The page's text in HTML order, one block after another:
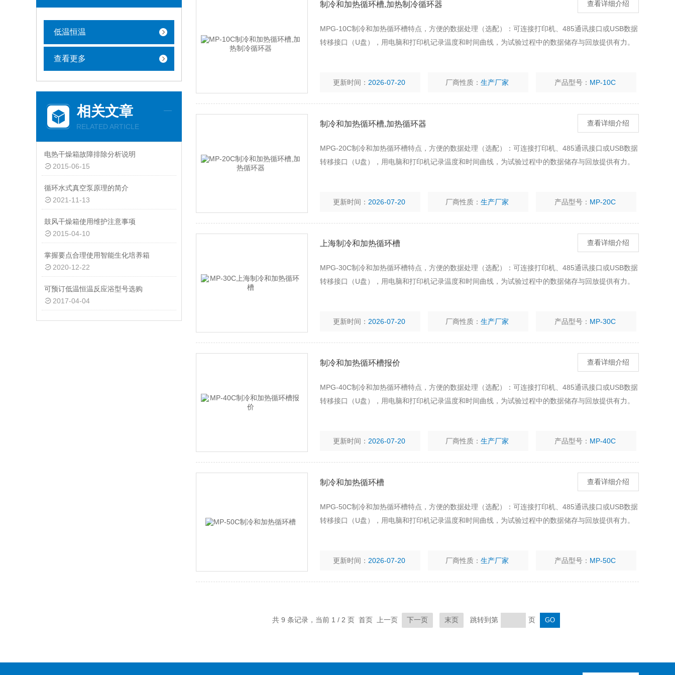
低温恒温
查看更多
相关文章
RELATED ARTICLE
电热干燥箱故障排除分析说明
2015-06-15
循环水式真空泵原理的简介
2021-11-13
鼓风干燥箱使用维护注意事项
2015-04-10
掌握要点合理使用智能生化培养箱
2020-12-22
可预订低温恒温反应浴型号选购
2017-04-04
制冷和加热循环槽,加热制冷循环器 查看详细介绍
MPG-10C制冷和加热循环槽特点，方便的数据处理（选配）：可连接打印机、485通讯接口或USB数据
转移接口（U盘），用电脑和打印机记录温度和时间曲线，为试验过程中的数据储存与回放提供有力。
更新时间： 2026-07-20 厂商性质：生产厂家 产品型号： MP-10C
制冷和加热循环槽,加热循环器 查看详细介绍
MPG-20C制冷和加热循环槽特点，方便的数据处理（选配）：可连接打印机、485通讯接口或USB数据
转移接口（U盘），用电脑和打印机记录温度和时间曲线，为试验过程中的数据储存与回放提供有力。
更新时间： 2026-07-20 厂商性质：生产厂家 产品型号： MP-20C
上海制冷和加热循环槽 查看详细介绍
MPG-30C制冷和加热循环槽特点，方便的数据处理（选配）：可连接打印机、485通讯接口或USB数据
转移接口（U盘），用电脑和打印机记录温度和时间曲线，为试验过程中的数据储存与回放提供有力。
更新时间： 2026-07-20 厂商性质：生产厂家 产品型号： MP-30C
制冷和加热循环槽报价 查看详细介绍
MPG-40C制冷和加热循环槽特点，方便的数据处理（选配）：可连接打印机、485通讯接口或USB数据
转移接口（U盘），用电脑和打印机记录温度和时间曲线，为试验过程中的数据储存与回放提供有力。
更新时间： 2026-07-20 厂商性质：生产厂家 产品型号： MP-40C
制冷和加热循环槽 查看详细介绍
MPG-50C制冷和加热循环槽特点，方便的数据处理（选配）：可连接打印机、485通讯接口或USB数据
转移接口（U盘），用电脑和打印机记录温度和时间曲线，为试验过程中的数据储存与回放提供有力。
更新时间： 2026-07-20 厂商性质：生产厂家 产品型号： MP-50C
共 9 条记录，当前 1 / 2 页 首页 上一页 下一页 末页 跳转到第 页